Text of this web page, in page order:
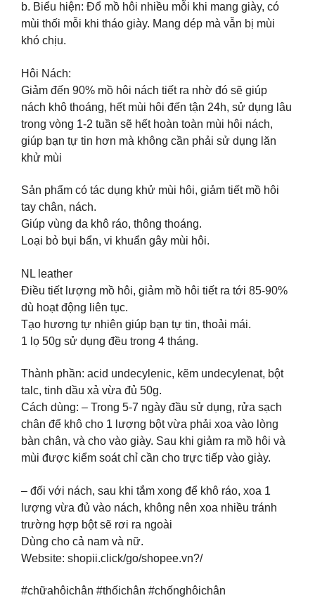
b. Biểu hiện: Đổ mồ hôi nhiều mỗi khi mang giày, có
mùi thối mỗi khi tháo giày. Mang dép mà vẫn bị mùi
khó chịu.
Hôi Nách:
Giảm đến 90% mồ hôi nách tiết ra nhờ đó sẽ giúp
nách khô thoáng, hết mùi hôi đến tận 24h, sử dụng lâu
trong vòng 1-2 tuần sẽ hết hoàn toàn mùi hôi nách,
giúp bạn tự tin hơn mà không cần phải sử dụng lăn
khử mùi
Sản phẩm có tác dụng khử mùi hôi, giảm tiết mồ hôi
tay chân, nách.
Giúp vùng da khô ráo, thông thoáng.
Loại bỏ bụi bẩn, vi khuẩn gây mùi hôi.
NL leather
Điều tiết lượng mồ hôi, giảm mồ hôi tiết ra tới 85-90%
dù hoạt động liên tục.
Tạo hương tự nhiên giúp bạn tự tin, thoải mái.
1 lọ 50g sử dụng đều trong 4 tháng.
Thành phần: acid undecylenic, kẽm undecylenat, bột
talc, tinh dầu xả vừa đủ 50g.
Cách dùng: – Trong 5-7 ngày đầu sử dụng, rửa sạch
chân để khô cho 1 lượng bột vừa phải xoa vào lòng
bàn chân, và cho vào giày. Sau khi giảm ra mồ hôi và
mùi được kiểm soát chỉ cần cho trực tiếp vào giày.
– đối với nách, sau khi tắm xong để khô ráo, xoa 1
lượng vừa đủ vào nách, không nên xoa nhiều tránh
trường hợp bột sẽ rơi ra ngoài
Dùng cho cả nam và nữ.
Website: shopii.click/go/shopee.vn?/
#chữahôichân #thốichân #chốnghôichân